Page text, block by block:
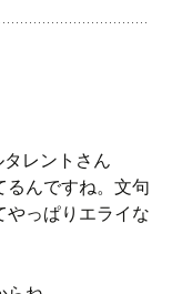
レントさん
るんですね。文句
やっぱりエライな